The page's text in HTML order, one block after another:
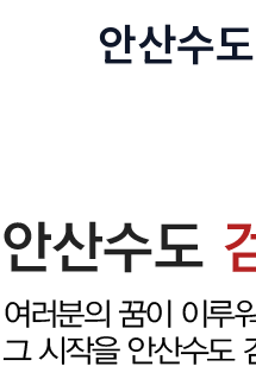
뛰
기
안산수도